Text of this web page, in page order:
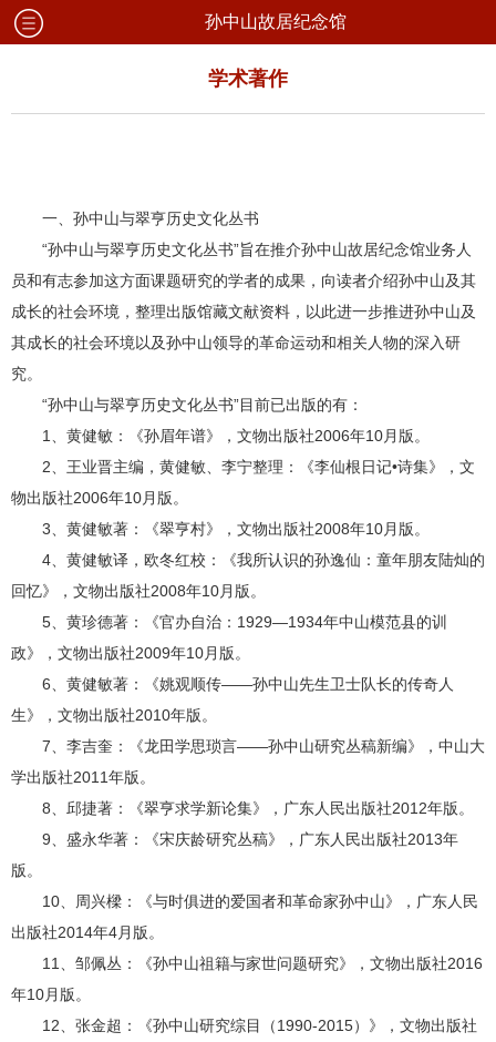
孙中山故居纪念馆
学术著作
一、孙中山与翠亨历史文化丛书
“孙中山与翠亨历史文化丛书”旨在推介孙中山故居纪念馆业务人
员和有志参加这方面课题研究的学者的成果，向读者介绍孙中山及其
成长的社会环境，整理出版馆藏文献资料，以此进一步推进孙中山及
其成长的社会环境以及孙中山领导的革命运动和相关人物的深入研
究。
“孙中山与翠亨历史文化丛书”目前已出版的有：
1、黄健敏：《孙眉年谱》，文物出版社2006年10月版。
2、王业晋主编，黄健敏、李宁整理：《李仙根日记•诗集》，文
物出版社2006年10月版。
3、黄健敏著：《翠亨村》，文物出版社2008年10月版。
4、黄健敏译，欧冬红校：《我所认识的孙逸仙：童年朋友陆灿的
回忆》，文物出版社2008年10月版。
5、黄珍德著：《官办自治：1929—1934年中山模范县的训
政》，文物出版社2009年10月版。
6、黄健敏著：《姚观顺传——孙中山先生卫士队长的传奇人
生》，文物出版社2010年版。
7、李吉奎：《龙田学思琐言——孙中山研究丛稿新编》，中山大
学出版社2011年版。
8、邱捷著：《翠亨求学新论集》，广东人民出版社2012年版。
9、盛永华著：《宋庆龄研究丛稿》，广东人民出版社2013年
版。
10、周兴樑：《与时俱进的爱国者和革命家孙中山》，广东人民
出版社2014年4月版。
11、邹佩丛：《孙中山祖籍与家世问题研究》，文物出版社2016
年10月版。
12、张金超：《孙中山研究综目（1990-2015）》，文物出版社